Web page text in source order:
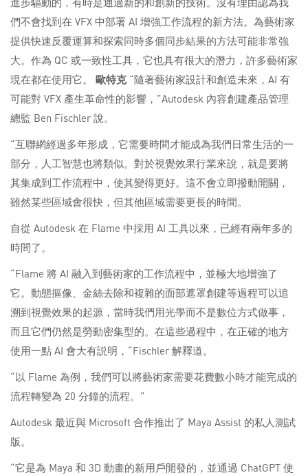
們不會找到在 VFX 中部署 AI 增強工作流程的新方法。為藝術家
提供快速反覆運算和探索同時多個同步結果的方法可能非常強
大。作為 QC 或一致性工具，它也具有很大的潛力，許多藝術家
現在都在使用它。 歐特克“隨著藝術家設計和創造未來，AI 有
可能對 VFX 產生革命性的影響，”Autodesk 內容創建產品管理
總監 Ben Fischler 說。
“互聯網經過多年形成，它需要時間才能成為我們日常生活的一
部分，人工智慧也將類似。對於視覺效果行業來說，就是要將
其集成到工作流程中，使其變得更好。這不會立即撥動開關，
雖然某些區域會很快，但其他區域需要更長的時間。
自從 Autodesk 在 Flame 中採用 AI 工具以來，已經有兩年多的
時間了。
“Flame 將 AI 融入到藝術家的工作流程中，並極大地增強了
它。動態摳像、金絲去除和複雜的面部遮罩創建等過程可以追
溯到視覺效果的起源，當時我們用光學而不是數位方式做事，
而且它們仍然是勞動密集型的。在這些過程中，在正確的地方
使用一點 AI 會大有説明，“Fischler 解釋道。
“以 Flame 為例，我們可以將藝術家需要花費數小時才能完成的
流程轉變為 20 分鐘的流程。”
Autodesk 最近與 Microsoft 合作推出了 Maya Assist 的私人測試
版。
“它是為 Maya 和 3D 動畫的新用戶開發的，並通過 ChatGPT 使